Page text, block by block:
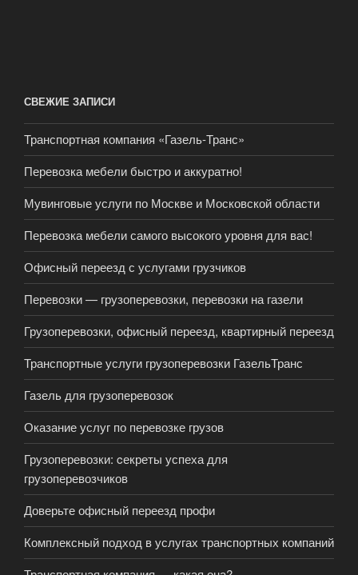
СВЕЖИЕ ЗАПИСИ
Транспортная компания «Газель-Транс»
Перевозка мебели быстро и аккуратно!
Мувинговые услуги по Москве и Московской области
Перевозка мебели самого высокого уровня для вас!
Офисный переезд с услугами грузчиков
Перевозки — грузоперевозки, перевозки на газели
Грузоперевозки, офисный переезд, квартирный переезд
Транспортные услуги грузоперевозки ГазельТранс
Газель для грузоперевозок
Оказание услуг по перевозке грузов
Грузоперевозки: cекреты успеха для
грузоперевозчиков
Доверьте офисный переезд профи
Комплексный подход в услугах транспортных компаний